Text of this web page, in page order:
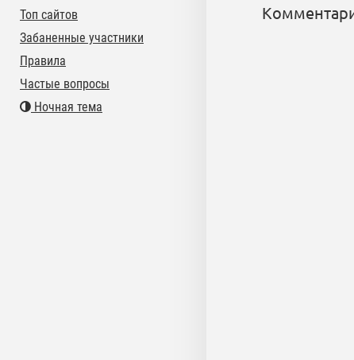
Топ сайтов
Забаненные участники
Правила
Частые вопросы
Ночная тема